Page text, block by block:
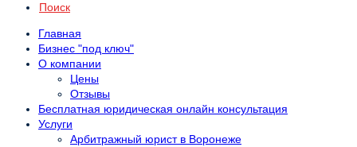
Поиск
Главная
Бизнес "под ключ"
О компании
Цены
Отзывы
Бесплатная юридическая онлайн консультация
Услуги
Арбитражный юрист в Воронеже